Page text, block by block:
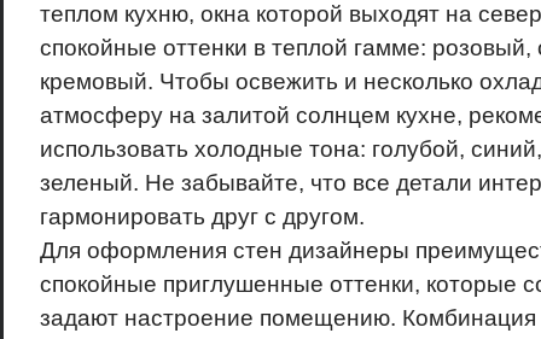
теплом кухню, окна которой выходят на
спокойные оттенки в теплой гамме:
кремовый. Чтобы освежить и несколько
атмосферу на залитой солнцем кухне,
использовать холодные тона: голубой,
зеленый. Не забывайте, что все детали
гармонировать друг с другом.
Для оформления стен дизайнеры
спокойные приглушенные оттенки, которые
задают настроение помещению.